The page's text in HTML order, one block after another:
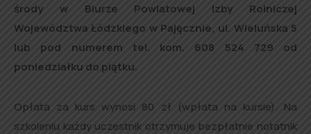
środy w Biurze Powiatowej Izby Rolniczej
Województwa Łódzkiego w Pajęcznie, ul. Wieluńska 5
lub pod numerem tel. kom. 608 524 729 od
poniedziałku do piątku.
Opłata za kurs wynosi 80 zł (wpłata na kursie). Na
szkoleniu każdy uczestnik otrzymuje bezpłatnie notatnik